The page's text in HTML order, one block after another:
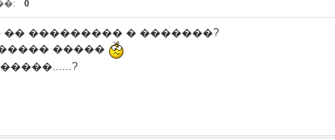
0
��������� � �������?
�����